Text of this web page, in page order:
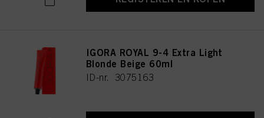
IGORA ROYAL 9-4 Extra Light
Blonde Beige 60ml
ID-nr. 3075163